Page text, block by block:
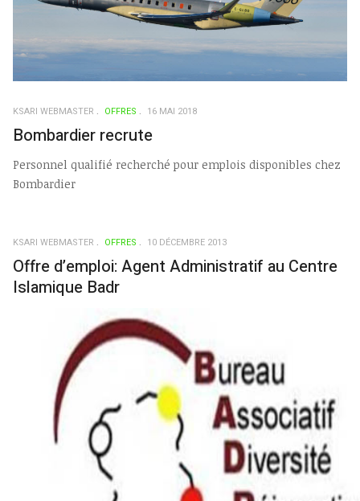
KSARI WEBMASTER OFFRES 16 MAI 2018
Bombardier recrute
Personnel qualifié recherché pour emplois disponibles chez
Bombardier
KSARI WEBMASTER OFFRES 10 DÉCEMBRE 2013
Offre d’emploi: Agent Administratif au Centre
Islamique Badr